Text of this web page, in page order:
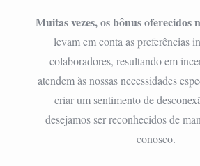
Muitas vezes, os bônus oferecidos
levam em conta as preferências
colaboradores, resultando em
atendem às nossas necessidades
criar um sentimento de
desejamos ser reconhecidos de
conosco.